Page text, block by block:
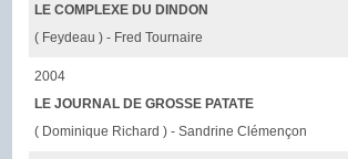
LE COMPLEXE DU DINDON
( Feydeau ) - Fred Tournaire
2004
LE JOURNAL DE GROSSE PATATE
( Dominique Richard ) - Sandrine Clémençon